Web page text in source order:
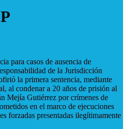
para casos de ausencia de
de la Jurisdicción
la primera sentencia, mediante
al condenar a 20 años de prisión al
Mejía Gutiérrez por crímenes de
en el marco de ejecuciones
forzadas presentadas ilegítimamente